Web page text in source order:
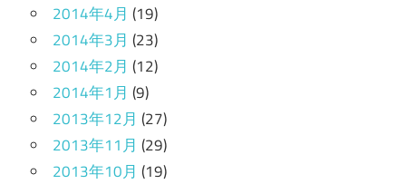
2014年4月 (19)
2014年3月 (23)
2014年2月 (12)
2014年1月 (9)
2013年12月 (27)
2013年11月 (29)
2013年10月 (19)